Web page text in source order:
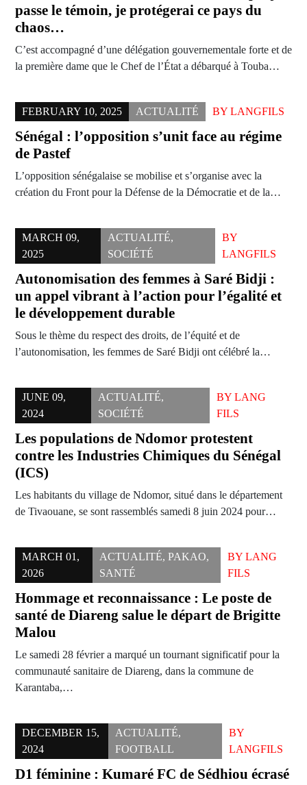
passe le témoin, je protégerai ce pays du
chaos…
C’est accompagné d’une délégation gouvernementale forte et de
la première dame que le Chef de l’État a débarqué à Touba…
FEBRUARY 10, 2025 ACTUALITÉ BY LANGFILS
Sénégal : l’opposition s’unit face au régime
de Pastef
L’opposition sénégalaise se mobilise et s’organise avec la
création du Front pour la Défense de la Démocratie et de la…
MARCH 09,
2025
ACTUALITÉ,
SOCIÉTÉ
BY
LANGFILS
Autonomisation des femmes à Saré Bidji :
un appel vibrant à l’action pour l’égalité et
le développement durable
Sous le thème du respect des droits, de l’équité et de
l’autonomisation, les femmes de Saré Bidji ont célébré la…
JUNE 09,
2024
ACTUALITÉ,
SOCIÉTÉ
BYLANG
FILS
Les populations de Ndomor protestent
contre les Industries Chimiques du Sénégal
(ICS)
Les habitants du village de Ndomor, situé dans le département
de Tivaouane, se sont rassemblés samedi 8 juin 2024 pour…
MARCH 01,
2026
ACTUALITÉ, PAKAO,
SANTÉ
BY LANG
FILS
Hommage et reconnaissance : Le poste de
santé de Diareng salue le départ de Brigitte
Malou
Le samedi 28 février a marqué un tournant significatif pour la
communauté sanitaire de Diareng, dans la commune de
Karantaba,…
DECEMBER 15,
2024
ACTUALITÉ,
FOOTBALL
BY
LANGFILS
D1 féminine : Kumaré FC de Sédhiou écrasé